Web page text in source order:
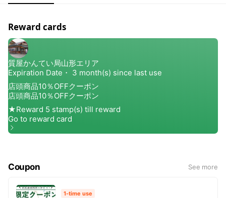
Reward cards
Coupon See more
1-time use